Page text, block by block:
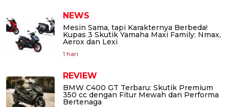
NEWS
Mesin Sama, tapi Karakternya Berbeda!
Kupas 3 Skutik Yamaha Maxi Family: Nmax,
Aerox dan Lexi
1 hari
REVIEW
BMW C400 GT Terbaru: Skutik Premium
350 cc dengan Fitur Mewah dan Performa
Bertenaga